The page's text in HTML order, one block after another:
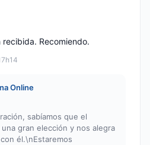
Recomiendo.
Online
sabíamos que el
gran elección y nos alegra
él.\nEstaremos